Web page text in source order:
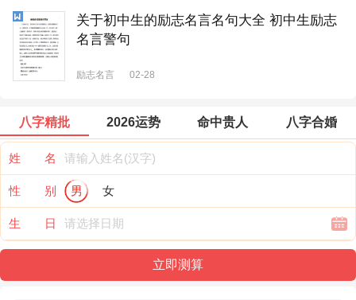
关于初中生的励志名言名句大全 初中生励志
名言警句
励志名言 02-28
八字精批 2026运势 命中贵人 八字合婚
姓 名
性 别 男 女
生 日